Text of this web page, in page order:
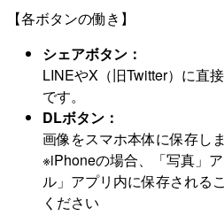
【各ボタンの働き】
シェアボタン：
LINEやX（旧Twitter）に直
です。
DLボタン：
画像をスマホ本体に保存しま
※iPhoneの場合、「写真」
ル」アプリ内に保存される
ください